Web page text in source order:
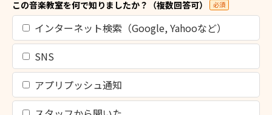
この音楽教室を何で知りましたか？（複数回答可） 必須
インターネット検索（Google, Yahooなど）
SNS
アプリプッシュ通知